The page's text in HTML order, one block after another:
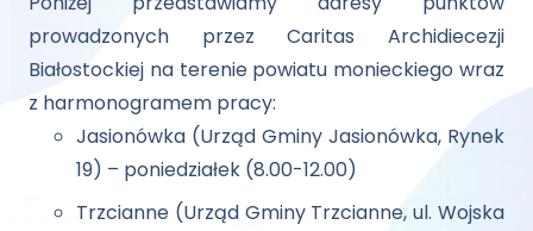
prowadzonych przez Caritas Archidiecezji
Białostockiej na terenie powiatu monieckiego wraz
z harmonogramem pracy:
Jasionówka (Urząd Gminy Jasionówka, Rynek
19) – poniedziałek (8.00-12.00)
Trzcianne (Urząd Gminy Trzcianne, ul. Wojska